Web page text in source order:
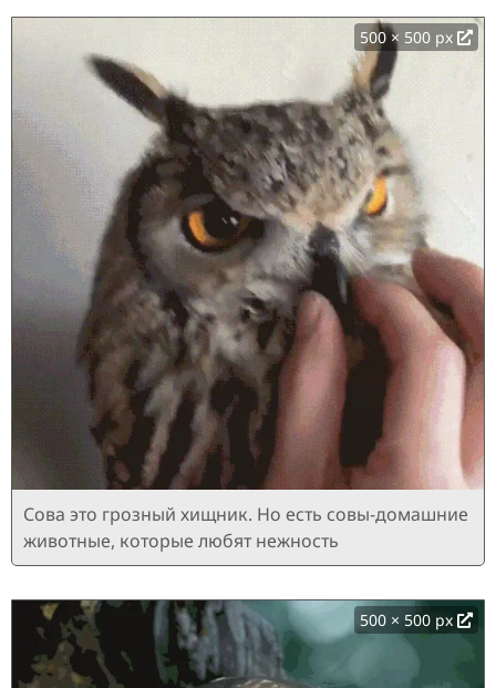
500 × 500 px
Сова это грозный хищник. Но есть совы-домашние
животные, которые любят нежность
500 × 500 px